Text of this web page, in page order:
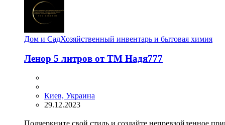
Дом и СадХозяйственный инвентарь и бытовая химия
Ленор 5 литров от ТМ Надя777
Киев, Украина
29.12.2023